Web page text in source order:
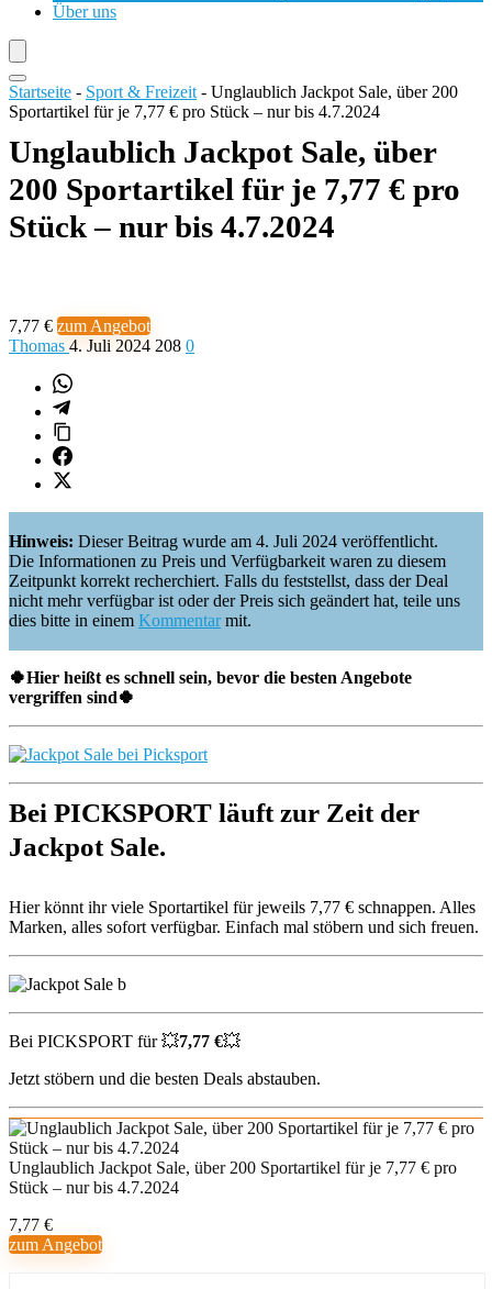
Über uns
Startseite - Sport & Freizeit - Unglaublich Jackpot Sale, über 200
Sportartikel für je 7,77 € pro Stück – nur bis 4.7.2024
Unglaublich Jackpot Sale, über
200 Sportartikel für je 7,77 € pro
Stück – nur bis 4.7.2024
7,77 € zum Angebot
Thomas 4. Juli 2024 208 0
Hinweis: Dieser Beitrag wurde am 4. Juli 2024 veröffentlicht.
Die Informationen zu Preis und Verfügbarkeit waren zu diesem
Zeitpunkt korrekt recherchiert. Falls du feststellst, dass der Deal
nicht mehr verfügbar ist oder der Preis sich geändert hat, teile uns
dies bitte in einem Kommentarmit.
🍀Hier heißt es schnell sein, bevor die besten Angebote
vergriffen sind🍀
Bei PICKSPORT läuft zur Zeit der
Jackpot Sale.
Hier könnt ihr viele Sportartikel für jeweils 7,77 € schnappen. Alles
Marken, alles sofort verfügbar. Einfach mal stöbern und sich freuen.
Bei PICKSPORT für 💥7,77 €💥
Jetzt stöbern und die besten Deals abstauben.
Unglaublich Jackpot Sale, über 200 Sportartikel für je 7,77 € pro
Stück – nur bis 4.7.2024
7,77 €
zum Angebot